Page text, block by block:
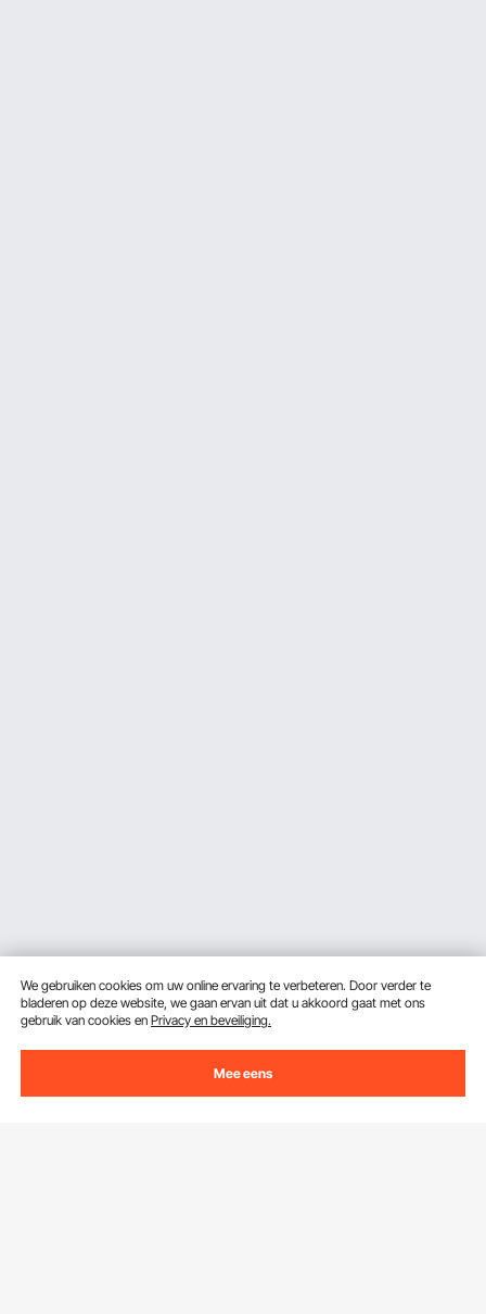
We gebruiken cookies om uw online ervaring te verbeteren. Door verder te
bladeren op deze website, we gaan ervan uit dat u akkoord gaat met ons
gebruik van cookies enPrivacy en beveiliging.
Mee eens